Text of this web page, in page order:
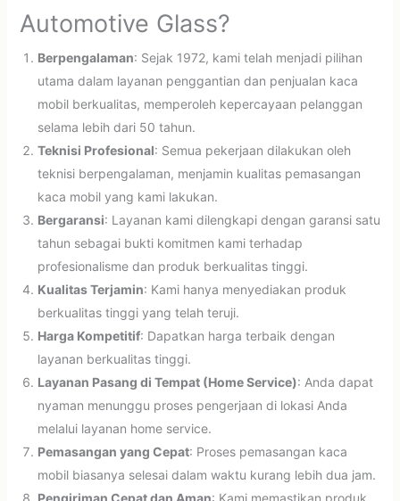
Automotive Glass?
Berpengalaman: Sejak 1972, kami telah menjadi pilihan
utama dalam layanan penggantian dan penjualan kaca
mobil berkualitas, memperoleh kepercayaan pelanggan
selama lebih dari 50 tahun.
Teknisi Profesional: Semua pekerjaan dilakukan oleh
teknisi berpengalaman, menjamin kualitas pemasangan
kaca mobil yang kami lakukan.
Bergaransi: Layanan kami dilengkapi dengan garansi satu
tahun sebagai bukti komitmen kami terhadap
profesionalisme dan produk berkualitas tinggi.
Kualitas Terjamin: Kami hanya menyediakan produk
berkualitas tinggi yang telah teruji.
Harga Kompetitif: Dapatkan harga terbaik dengan
layanan berkualitas tinggi.
Layanan Pasang di Tempat (Home Service): Anda dapat
nyaman menunggu proses pengerjaan di lokasi Anda
melalui layanan home service.
Pemasangan yang Cepat: Proses pemasangan kaca
mobil biasanya selesai dalam waktu kurang lebih dua jam.
Pengiriman Cepat dan Aman: Kami memastikan produk